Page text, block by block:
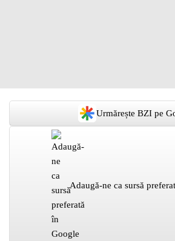
Urmărește BZI pe
Adaugă-ne ca sursă